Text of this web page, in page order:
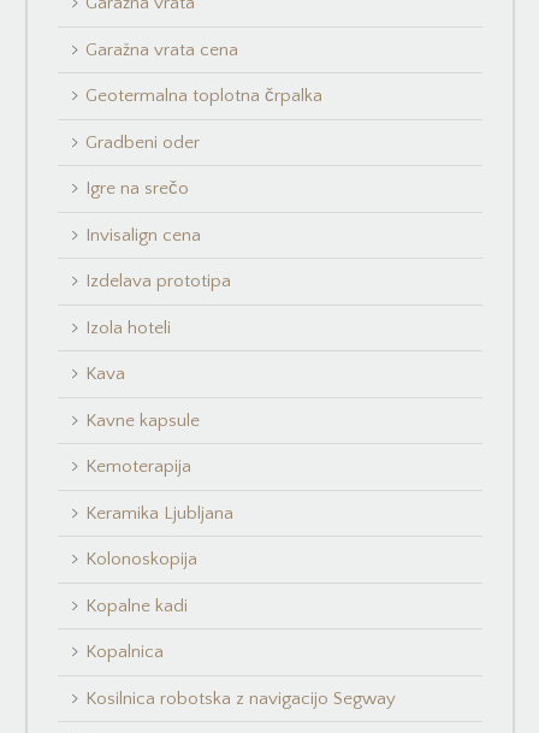
Garažna vrata cena
Geotermalna toplotna črpalka
Gradbeni oder
Igre na srečo
Invisalign cena
Izdelava prototipa
Izola hoteli
Kava
Kavne kapsule
Kemoterapija
Keramika Ljubljana
Kolonoskopija
Kopalne kadi
Kopalnica
Kosilnica robotska z navigacijo Segway